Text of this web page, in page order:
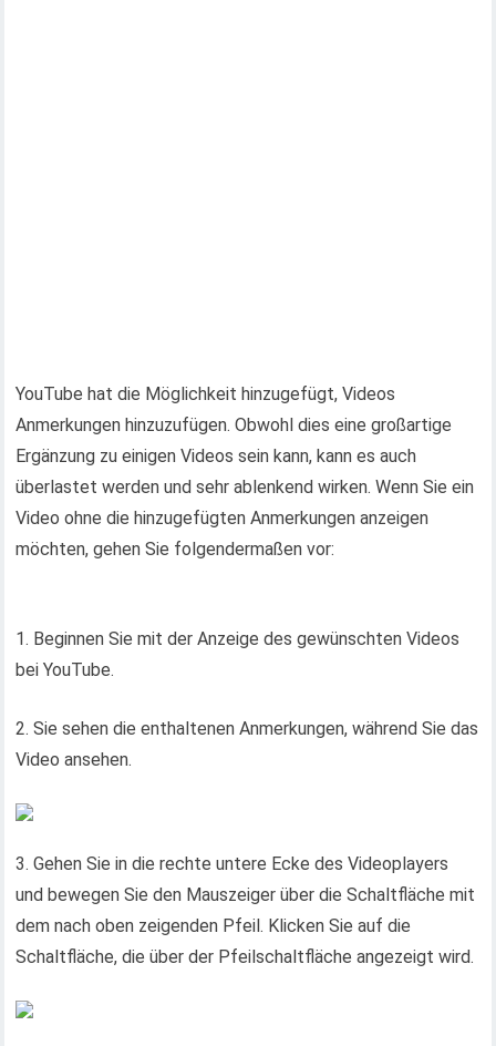
YouTube hat die Möglichkeit hinzugefügt, Videos
Anmerkungen hinzuzufügen. Obwohl dies eine großartige
Ergänzung zu einigen Videos sein kann, kann es auch
überlastet werden und sehr ablenkend wirken. Wenn Sie ein
Video ohne die hinzugefügten Anmerkungen anzeigen
möchten, gehen Sie folgendermaßen vor:
1. Beginnen Sie mit der Anzeige des gewünschten Videos
bei YouTube.
2. Sie sehen die enthaltenen Anmerkungen, während Sie das
Video ansehen.
3. Gehen Sie in die rechte untere Ecke des Videoplayers
und bewegen Sie den Mauszeiger über die Schaltfläche mit
dem nach oben zeigenden Pfeil. Klicken Sie auf die
Schaltfläche, die über der Pfeilschaltfläche angezeigt wird.